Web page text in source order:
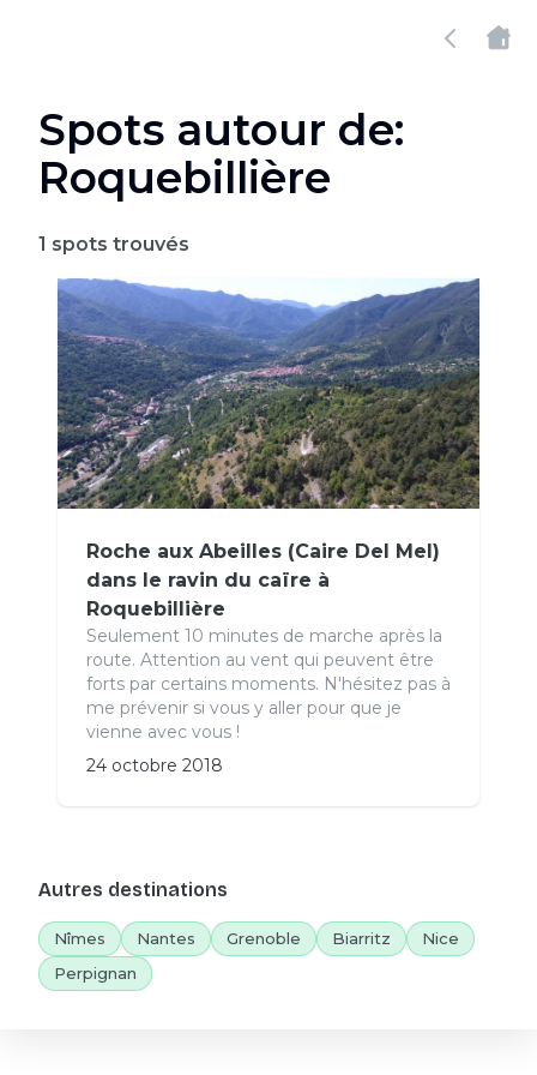
Spots autour de:
Roquebillière
1 spots trouvés
Roche aux Abeilles (Caire Del Mel)
dans le ravin du caïre à
Roquebillière
Seulement 10 minutes de marche après la
route. Attention au vent qui peuvent être
forts par certains moments. N'hésitez pas à
me prévenir si vous y aller pour que je
vienne avec vous !
24 octobre 2018
Autres destinations
Nîmes Nantes Grenoble Biarritz
Nice
Perpignan